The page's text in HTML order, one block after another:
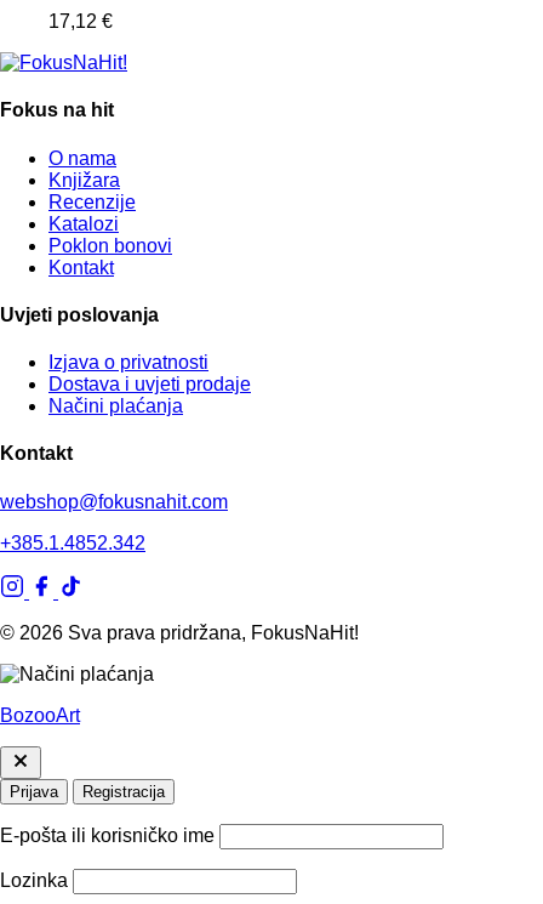
17,12 €
Fokus na hit
O nama
Knjižara
Recenzije
Katalozi
Poklon bonovi
Kontakt
Uvjeti poslovanja
Izjava o privatnosti
Dostava i uvjeti prodaje
Načini plaćanja
Kontakt
webshop@fokusnahit.com
+385.1.4852.342
© 2026 Sva prava pridržana, FokusNaHit!
BozooArt
Prijava Registracija
E-pošta ili korisničko ime
Lozinka